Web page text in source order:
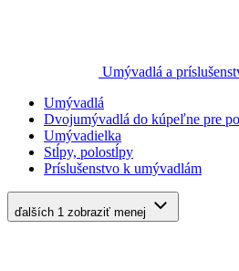
Umývadlá a
Umývadlá
Dvojumývadlá do kúpeľne pre
Umývadielka
Stĺpy, polostĺpy
Príslušenstvo k umývadlám
ďalších 1 zobraziť menej